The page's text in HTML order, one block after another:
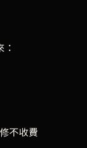
不收費